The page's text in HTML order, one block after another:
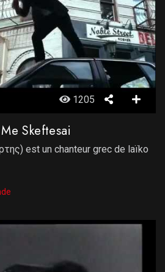
1205
Skeftesai
est un chanteur grec de laïko